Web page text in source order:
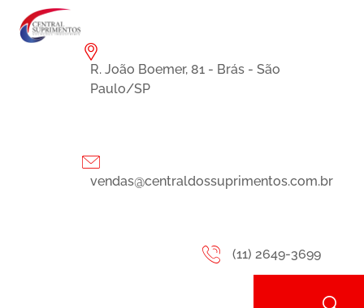
R. João Boemer, 81 - Brás - São
Paulo/SP
vendas@centraldossuprimentos.com.br
(11) 2649-3699